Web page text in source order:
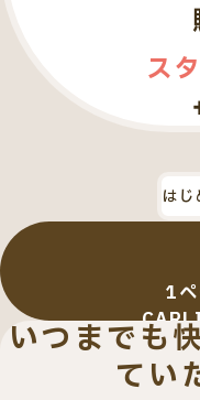
ス
は
1
いつまでも
てい